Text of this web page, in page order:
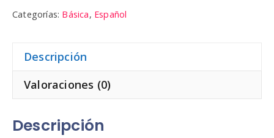
Categorías: Básica, Español
Descripción
Valoraciones (0)
Descripción